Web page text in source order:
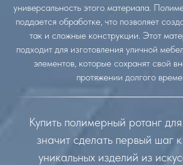
универсальность этого материала.
поддается обработке, что позволяет
так и сложные конструкции. Этот
подходит для изготовления уличной
элементов, которые сохранят свой
протяжении долгого
Купить полимерный ротанг
значит сделать первый шаг
уникальных изделий из